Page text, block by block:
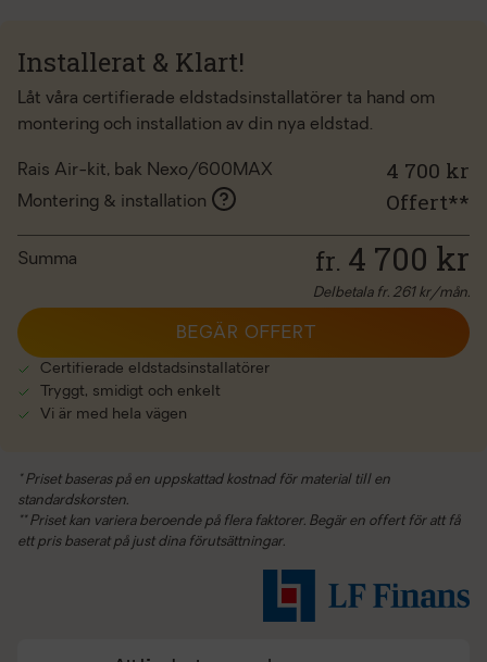
Installerat & Klart!
Låt våra certifierade eldstadsinstallatörer ta hand om
montering och installation av din nya eldstad.
Rais Air-kit, bak Nexo/600MAX 4 700 kr
Montering & installation Offert**
Summa fr. 4 700 kr
Delbetala fr. 261kr/mån.
Certifierade eldstadsinstallatörer
Tryggt, smidigt och enkelt
Vi är med hela vägen
BEGÄR OFFERT
* Priset baseras på en uppskattad kostnad för material till en
standardskorsten.
** Priset kan variera beroende på flera faktorer. Begär en offert för att få
ett pris baserat på just dina förutsättningar.